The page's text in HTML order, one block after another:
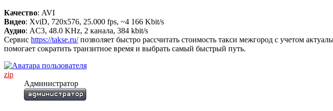
Качество: AVI
Видео: XviD, 720x576, 25.000 fps, ~4 166 Kbit/s
Аудио: AC3, 48.0 KHz, 2 канала, 384 kbit/s
Сервис https://takse.ru/позволяет быстро рассчитать стоимость такси межгород с учетом
помогает сократить транзитное время и выбрать самый быстрый путь.
zip
Администратор